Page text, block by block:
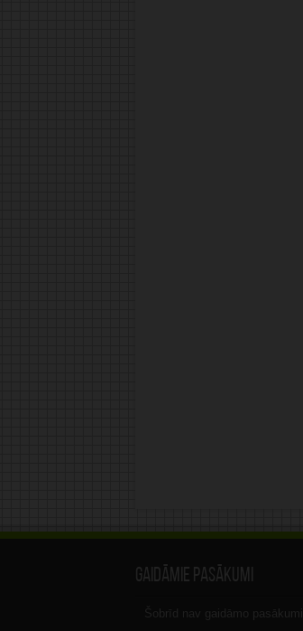
Gaidāmie pasākumi
Šobrīd nav gaidāmo pasākumi.